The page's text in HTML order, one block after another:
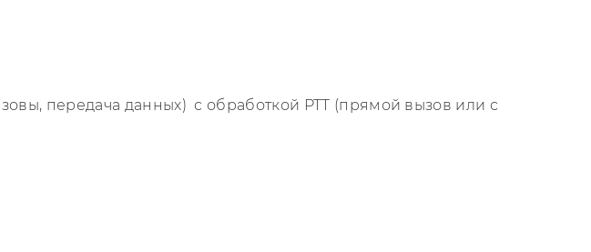
передача данных) с обработкой PTT (прямой вызов или с